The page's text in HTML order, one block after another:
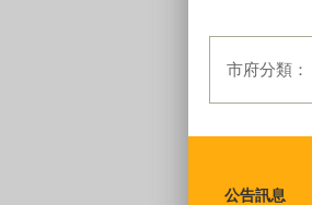
市府分類：
公告訊息